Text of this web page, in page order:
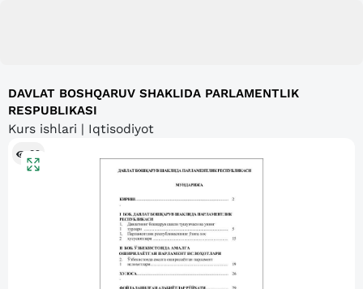
DAVLAT BOSHQARUV SHAKLIDA PARLAMENTLIK
RESPUBLIKASI
Kurs ishlari | Iqtisodiyot
82